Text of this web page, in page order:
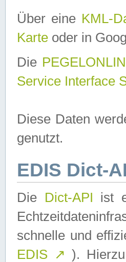
Über eine KML-
Karte oder in
Die
Service Interface
Diese Daten
genutzt.
EDIS Dict-
Die Dict-API ist
schnelle und
EDIS ↗ ).